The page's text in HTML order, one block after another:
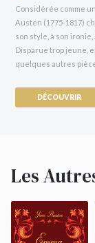
Considérée comme
Austen (1775-1817)
son style, à son
Disparue trop jeune,
quelques autres
DÉCOUVRIR
Les